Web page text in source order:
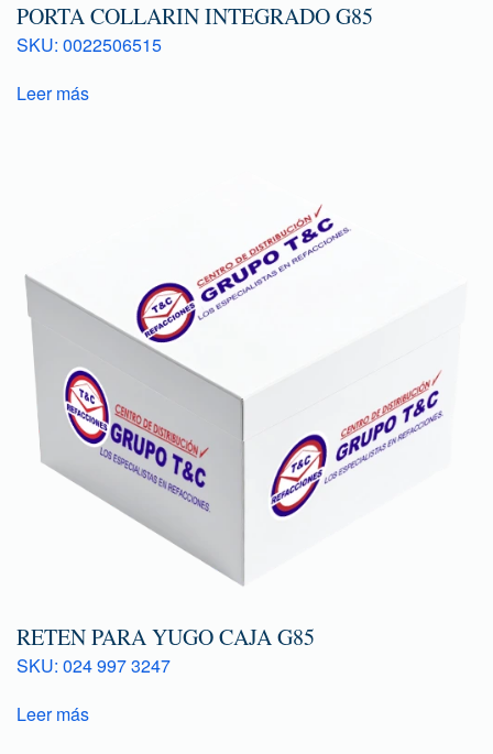
PORTA COLLARIN INTEGRADO G85
SKU: 0022506515
Leer más
RETEN PARA YUGO CAJA G85
SKU: 024 997 3247
Leer más